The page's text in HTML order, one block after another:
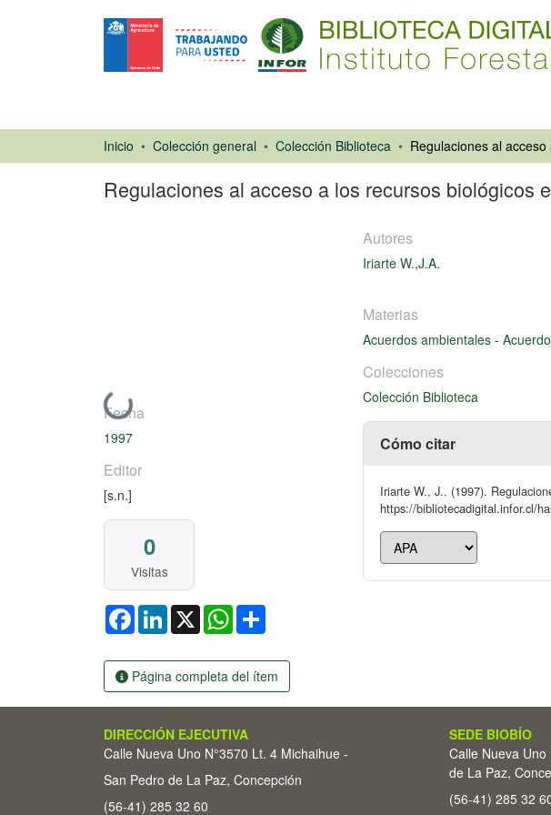
Inicio Colección general Colección Biblioteca
Regulaciones al acceso a los recursos biológicos
Cargando...
Fecha
1997
Editor
[s.n.]
0
Visitas
FacebookLinkedIn
X WhatsApp
Página completa del ítem
Autores
Iriarte W.,J.A.
Materias
Acuerdos ambientales -
Colecciones
Colección Biblioteca
Cómo citar
Iriarte W., J.. (1997).
https://bibliotecadigital.infor.cl/
DIRECCIÓN EJECUTIVA
Calle Nueva Uno N°3570 Lt. 4 Michaihue -
San Pedro de La Paz, Concepción
(56-41) 285 32 60
SEDE BIOBÍO
Calle Nueva
de La Paz,
(56-41) 285 32